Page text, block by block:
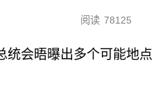
阅读 78125
统会晤曝出多个可能地点